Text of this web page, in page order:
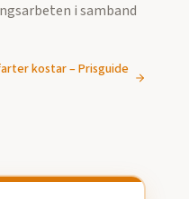
i samband
kostar – Prisguide